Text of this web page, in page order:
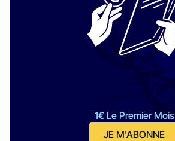
1€ Le Premier Mois
JE M'ABONNE